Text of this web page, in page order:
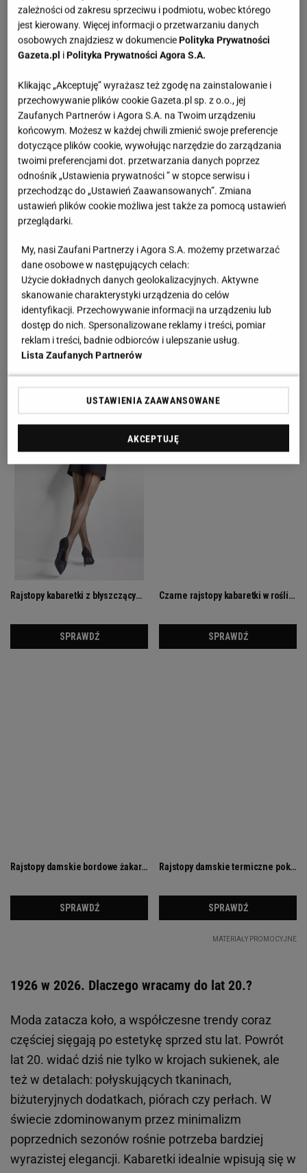
nowoczesność i wyzwolenie. Z czasem przeniknęły
do świata kina, gdzie nosiły je ekranowe diwy,
utrwalając ich status jako dodatku pełnego glamour.
Stały się elementem garderoby kojarzonym z
tajemnicą, elegancją i odrobiną prowokacji.
1926 w 2026. Dlaczego wracamy do lat 20.?
Moda zatacza koło, a współczesne trendy coraz
częściej sięgają po estetykę sprzed stu lat. Powrót
lat 20. widać dziś nie tylko w krojach sukienek, ale
też w detalach: połyskujących tkaninach,
biżuteryjnych dodatkach, piórach czy perłach. W
świecie zdominowanym przez minimalizm
poprzednich sezonów rośnie potrzeba bardziej
wyrazistej elegancji. Kabaretki idealnie wpisują się w
zależności od zakresu sprzeciwu i podmiotu, wobec którego
jest kierowany. Więcej informacji o przetwarzaniu danych
osobowych znajdziesz w dokumenciePolityka Prywatności
Gazeta.pl iPolityka Prywatności Agora S.A.
Klikając „Akceptuję” wyrażasz też zgodę na zainstalowanie i
przechowywanie plików cookie Gazeta.pl sp. z o.o., jej
Zaufanych Partnerów i Agora S.A. na Twoim urządzeniu
końcowym. Możesz w każdej chwili zmienić swoje preferencje
dotyczące plików cookie, wywołując narzędzie do zarządzania
twoimi preferencjami dot. przetwarzania danych poprzez
odnośnik „Ustawienia prywatności ” w stopce serwisu i
przechodząc do „Ustawień Zaawansowanych”. Zmiana
ustawień plików cookie możliwa jest także za pomocą ustawień
przeglądarki.
My, nasi Zaufani Partnerzy i Agora S.A. możemy przetwarzać
dane osobowe w następujących celach:
Użycie dokładnych danych geolokalizacyjnych. Aktywne
skanowanie charakterystyki urządzenia do celów
identyfikacji. Przechowywanie informacji na urządzeniu lub
dostęp do nich. Spersonalizowane reklamy i treści, pomiar
reklam i treści, badnie odbiorców i ulepszanie usług.
Lista Zaufanych Partnerów
USTAWIENIA ZAAWANSOWANE
AKCEPTUJĘ